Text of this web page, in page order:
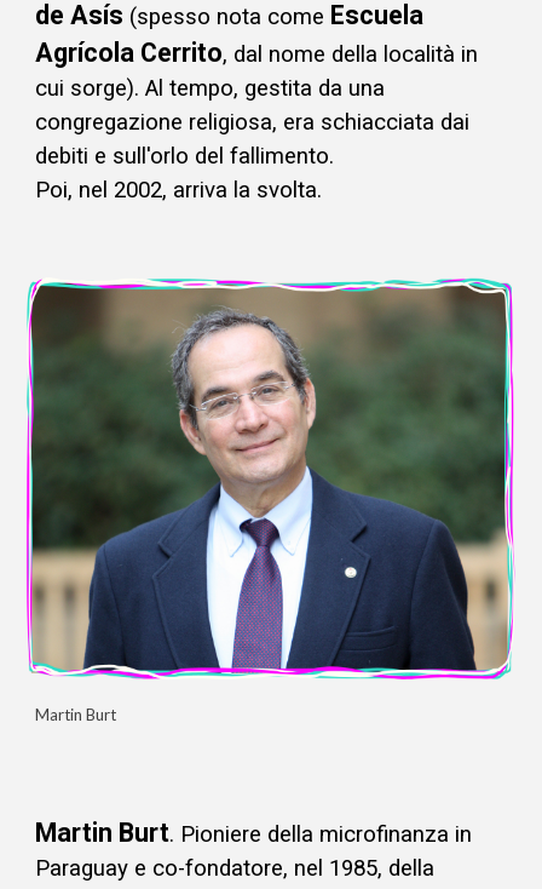
de Asís (spesso nota come Escuela
Agrícola Cerrito, dal nome della località in
cui sorge). Al tempo, gestita da una
congregazione religiosa, era schiacciata dai
debiti e sull'orlo del fallimento.
Poi, nel 2002, arriva la svolta.
Martin Burt
Martin Burt. Pioniere della microfinanza in
Paraguay e co-fondatore, nel 1985, della